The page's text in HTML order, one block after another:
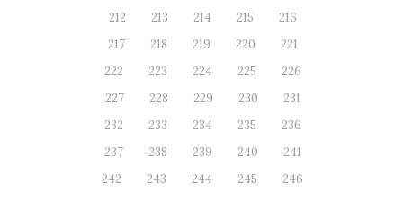
212
213 214 215
216
217
218 219 220
221
222
223 224 225
226
227
228 229 230
231
232
233 234 235
236
237
238 239 240
241
242
243 244 245
246